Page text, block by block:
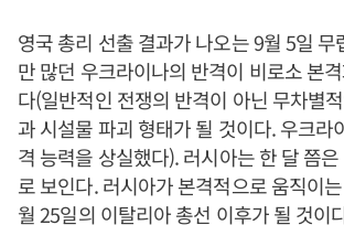
영국 총리 선출 결과가 나오는 9월 5일 무
만 많던 우크라이나의 반격이 비로소 본
다(일반적인 전쟁의 반격이 아닌 무차별
과 시설물 파괴 형태가 될 것이다. 우크라
격 능력을 상실했다). 러시아는 한 달 쯤
로 보인다. 러시아가 본격적으로 움직이
월 25일의 이탈리아 총선 이후가 될 것이